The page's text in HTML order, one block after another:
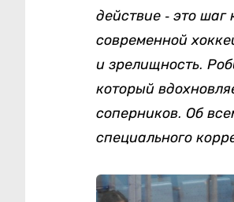
действие - это
современной
и зрелищность.
который
соперников. Об
специального